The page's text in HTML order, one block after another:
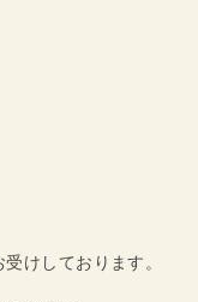
けしております。